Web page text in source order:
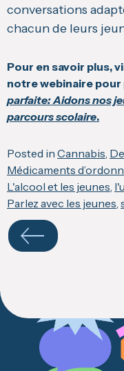
conversations
chacun de leurs
Pour en savoir plus,
notre webinaire pour
parfaite: Aidons nos
parcours scolaire.
Posted in Cannabis
Médicaments
L'alcool et les jeunes
Parlez avec les jeunes
Navigate
your